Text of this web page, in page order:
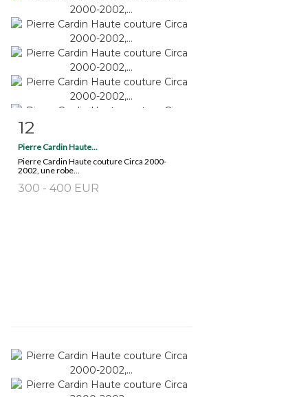
Fiche détaillée
12
Pierre Cardin Haute...
Pierre Cardin Haute couture Circa 2000-
2002, une robe...
300 - 400 EUR